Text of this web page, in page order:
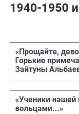
1940-1950
«Прощайте,
Горькие
Зайтуны
«Ученики
вольцами...»